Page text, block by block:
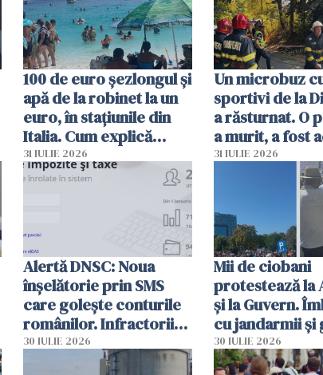
100 de euro șezlongul și
apă de la robinet la un
euro, în stațiunile din
Italia. Cum explică
autoritățile
31 IULIE 2026
Un microbuz
sportivi de la
a răsturnat. O
a murit, a fost
planul roșu de
31 IULIE 2026
Alertă DNSC: Noua
înșelătorie prin SMS
care golește conturile
românilor. Infractorii
folosesc numele
Ghișeul.ro și al Poliției
30 IULIE 2026
Mii de ciobani
protestează la
și la Guvern.
cu jandarmii și
lacrimogene
30 IULIE 2026